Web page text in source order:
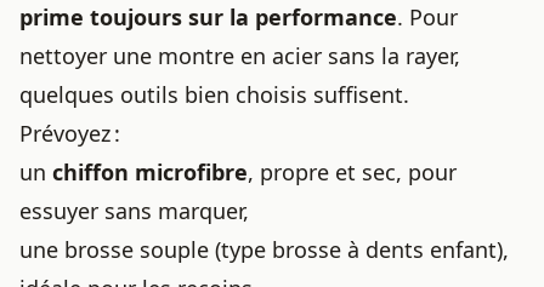
prime toujours sur la performance. Pour
nettoyer une montre en acier sans la rayer,
quelques outils bien choisis suffisent.
Prévoyez :
un chiffon microfibre, propre et sec, pour
essuyer sans marquer,
une brosse souple (type brosse à dents enfant),